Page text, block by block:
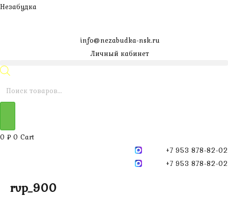
Перейти
Незабудка
info@nezabudka-nsk.ru
Личный кабинет
Поиск
0 ₽ 0 Cart
+7 953 878-82-02
+7 953 878-82-02
rvp_900